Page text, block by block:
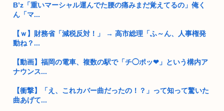
トランプ「結局のところ(次期大統領選で)私たちはJ.D.(バン
まんさん「20歳でアルファード一括で買える私素敵！」
原爆投下、なぜ広島長崎だったのか？未だに誰も分からない
すぎてフ...
B’z「重いマーシャル運んでた腰の痛みまだ覚えてるの」俺く
ん「マ...
【ｗ】財務省「減税反対！」 → 高市総理「ふ～ん、人事権発
動ね？...
【動画】福岡の電車、複数の駅で「チ◯ポッ❤」という構内ア
ナウンス...
【衝撃】「え、これカバー曲だったの！？」って知って驚いた
曲あげて...